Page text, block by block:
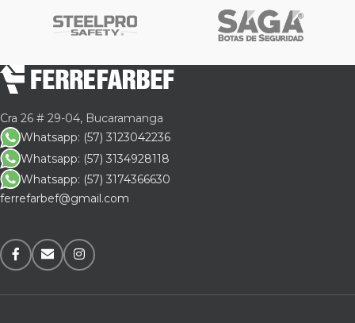
Cra 26 # 29-04, Bucaramanga
Whatsapp: (57) 3123042236
Whatsapp: (57) 3134928118
Whatsapp: (57) 3174366630
ferrefarbef@gmail.com